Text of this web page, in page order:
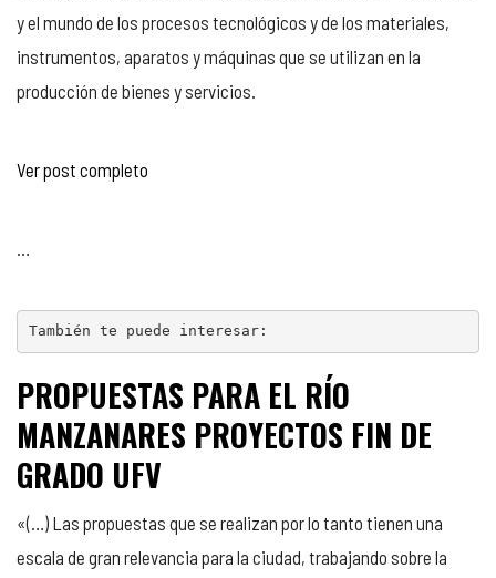
y el mundo de los procesos tecnológicos y de los materiales,
instrumentos, aparatos y máquinas que se utilizan en la
producción de bienes y servicios.
Ver post completo
También te puede interesar:
PROPUESTAS PARA EL RÍO
MANZANARES PROYECTOS FIN DE
GRADO UFV
«(…) Las propuestas que se realizan por lo tanto tienen una
escala de gran relevancia para la ciudad, trabajando sobre la